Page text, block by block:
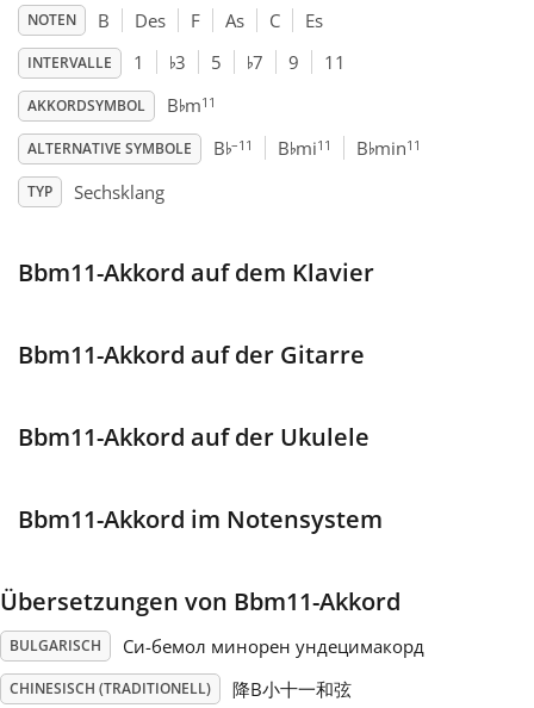
Español
Français
한국어
Русский
Svenska
NOTEN B Des F As C Es
INTERVALLE 1 ♭3 5 ♭7 9 11
AKKORDSYMBOL B♭m11
ALTERNATIVE SYMBOLE B♭–11 B♭mi11 B♭min11
TYP Sechsklang
Bbm11-Akkord auf dem Klavier
Bbm11-Akkord auf der Gitarre
Bbm11-Akkord auf der Ukulele
Bbm11-Akkord im Notensystem
Übersetzungen von Bbm11-Akkord
BULGARISCH Си-бемол минорен ундецимакорд
CHINESISCH (TRADITIONELL) 降B小十一和弦